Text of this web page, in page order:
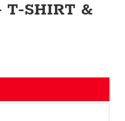
T-SHIRT &